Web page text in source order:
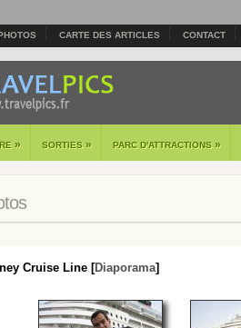
CARTE DES ARTICLES CONTACT
» SORTIES » PARC D'ATTRACTIONS »
Cruise Line [Diaporama]